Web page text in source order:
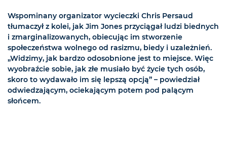
Wspominany organizator wycieczki Chris Persaud
tłumaczył z kolei, jak Jim Jones przyciągał ludzi biednych
i zmarginalizowanych, obiecując im stworzenie
społeczeństwa wolnego od rasizmu, biedy i uzależnień.
„Widzimy, jak bardzo odosobnione jest to miejsce. Więc
wyobraźcie sobie, jak złe musiało być życie tych osób,
skoro to wydawało im się lepszą opcją” – powiedział
odwiedzającym, ociekającym potem pod palącym
słońcem.